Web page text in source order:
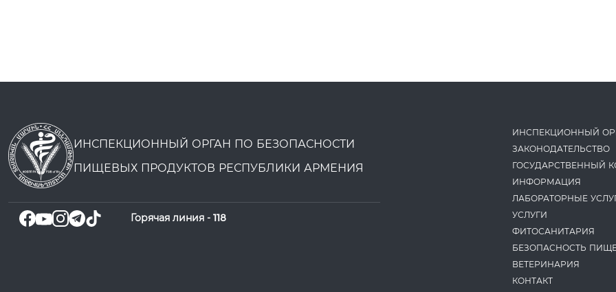
ИНСПЕКЦИОННЫЙ ОРГАН ПО БЕЗОПАСНОСТИ
ПИЩЕВЫХ ПРОДУКТОВ РЕСПУБЛИКИ АРМЕНИЯ
Горячая линия - 118
ИНСПЕКЦИОННЫЙ
ЗАКОНОДАТЕ­ЛЬСТВО
ГОСУДАРСТВЕННЫЙ
ИНФОРМАЦИЯ
ЛАБОРАТОРНЫЕ
УСЛУГИ
ФИТОСАНИТАРИЯ
БЕЗОПАСНОСТЬ
ВЕТЕРИНАРИЯ
КОНТАКТ